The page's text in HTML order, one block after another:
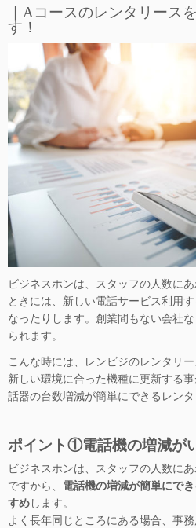
｜Aコースのレンタリース
す！
ビジネスホンは、スタッフの人数に
ときには、新しい電話サービス利用
なったりします。創業間もない会社
られます。
こんな時には、レンビジのレンタリ
新しい環境に合った機種に更新する
話器の台数増減が簡単にできるレン
ポイント①電話機の増減が
ビジネスホンは、スタッフの人数に
ですから、 電話機の増減が簡単にで
すめ します。
よく長年同じところにある場合、事